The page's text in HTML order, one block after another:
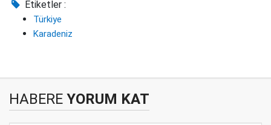
Etiketler :
Türkiye
Karadeniz
HABERE YORUM KAT